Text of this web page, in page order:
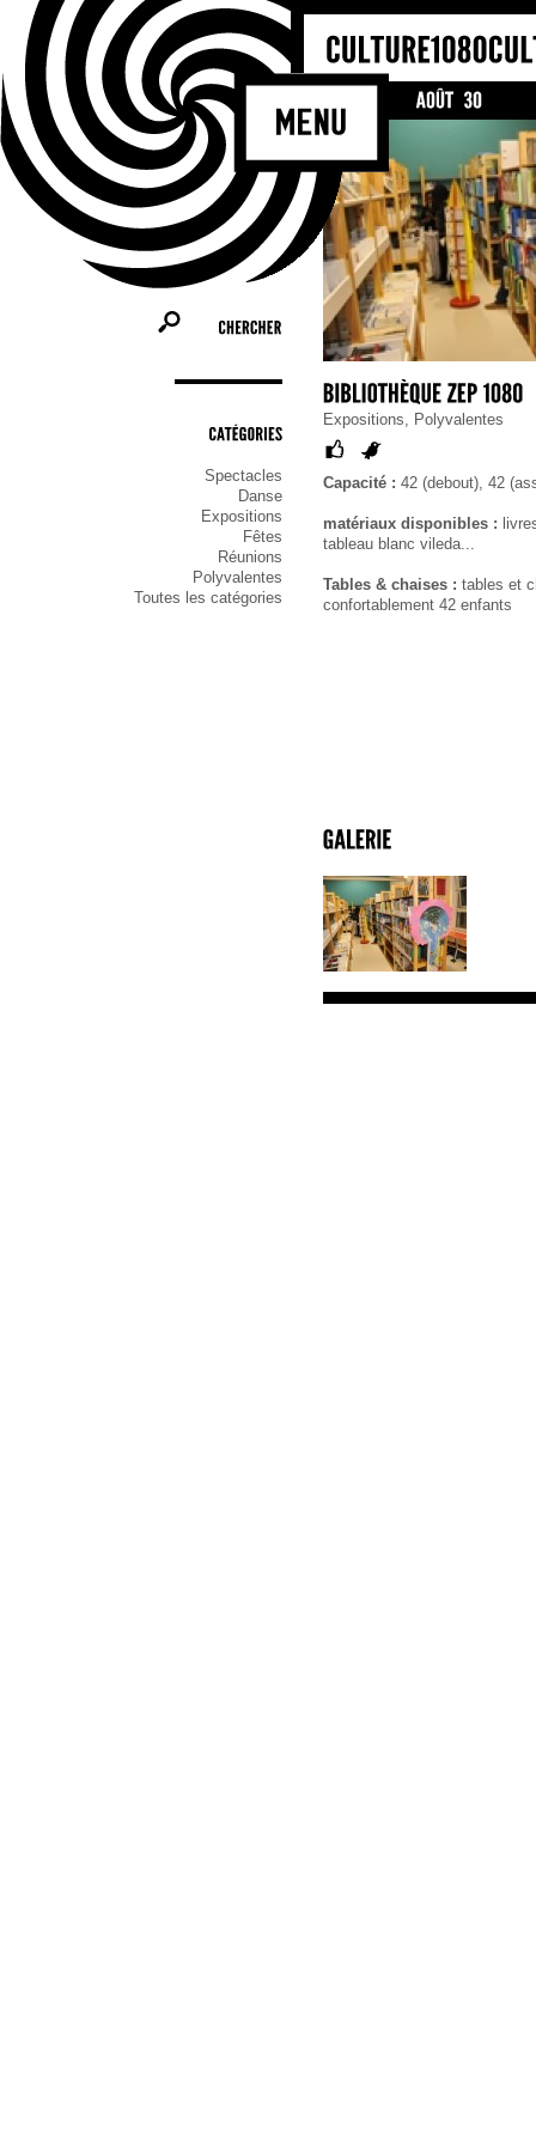
Bienvenue sur le
Molenbeek-Saint-
les activités et les
commune, tel un
ceux qui
qu’ils soient
Spectacles
Danse
Expositions
Fêtes
Réunions
Polyvalentes
Toutes les catégories
Expositions, Polyvalentes
Capacité : 42 (debout), 42
matériaux disponibles :
tableau blanc vileda...
Tables & chaises : tables et
confortablement 42 enfants